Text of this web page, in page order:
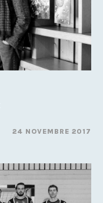
24 NOVEMBRE 2017